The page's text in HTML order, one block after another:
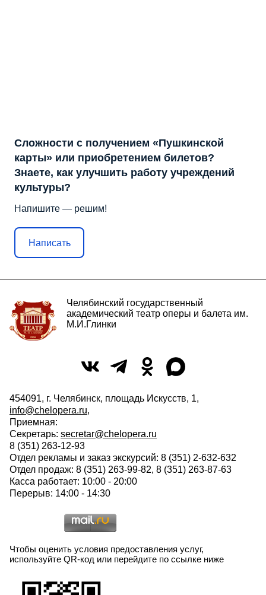
Сложности с получением «Пушкинской
карты» или приобретением билетов?
Знаете, как улучшить работу учреждений
культуры?
Напишите — решим!
Написать
Челябинский государственный
академический театр оперы и балета им.
М.И.Глинки
454091, г. Челябинск, площадь Искусств, 1,
info@chelopera.ru,
Приемная:
Секретарь: secretar@chelopera.ru
8 (351) 263-12-93
Отдел рекламы и заказ экскурсий: 8 (351) 2-632-632
Отдел продаж: 8 (351) 263-99-82, 8 (351) 263-87-63
Касса работает: 10:00 - 20:00
Перерыв: 14:00 - 14:30
Чтобы оценить условия предоставления услуг,
используйте QR-код или перейдите по ссылке ниже